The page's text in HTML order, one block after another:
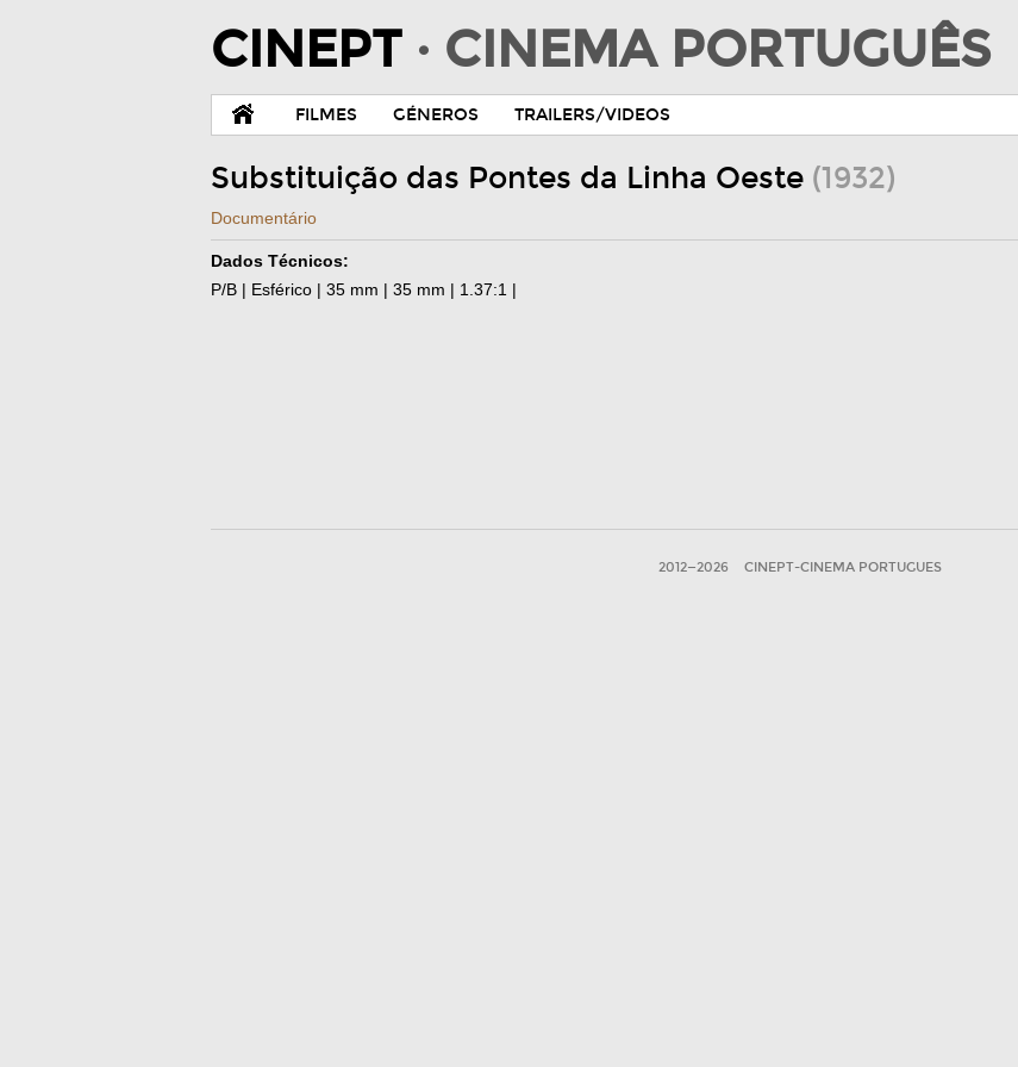
CINEPT · CINEMA PORTUGUÊS
FILMES GÉNEROS TRAILERS/VIDEOS
Substituição das Pontes da Linha Oeste (1932)
Documentário
Dados Técnicos:
P/B | Esférico | 35 mm | 35 mm | 1.37:1 |
2012—2026 CINEPT-CINEMA PORTUGUES